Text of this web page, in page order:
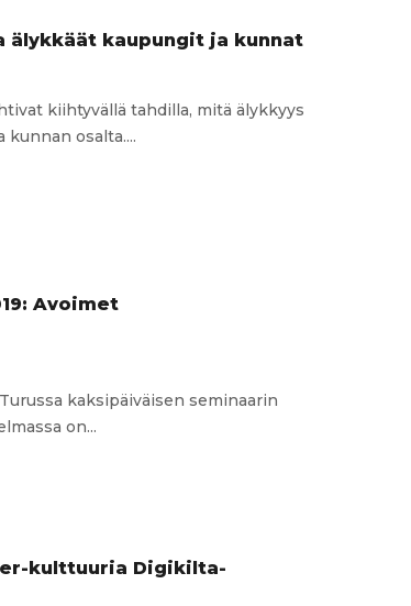
älykkäät kaupungit ja kunnat
kiihtyvällä tahdilla, mitä älykkyys
osalta....
Avoimet
kaksipäiväisen seminaarin
on...
kulttuuria Digikilta-